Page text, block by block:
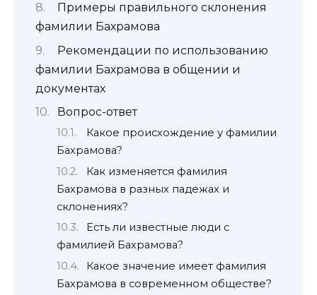
Примеры правильного склонения
фамилии Бахрамова
Рекомендации по использованию
фамилии Бахрамова в общении и
документах
Вопрос-ответ
Какое происхождение у фамилии
Бахрамова?
Как изменяется фамилия
Бахрамова в разных падежах и
склонениях?
Есть ли известные люди с
фамилией Бахрамова?
Какое значение имеет фамилия
Бахрамова в современном обществе?